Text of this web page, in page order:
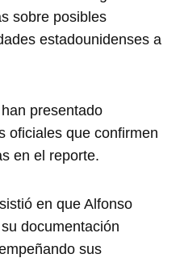
sobre posibles
estadounidenses a
presentado
oficiales que confirmen
en el reporte.
en que Alfonso
documentación
sus